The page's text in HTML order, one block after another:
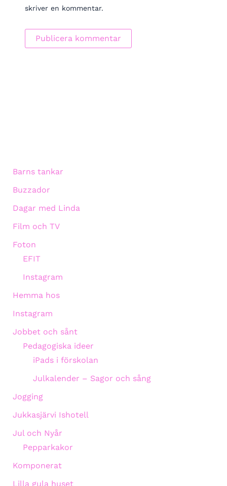
skriver en kommentar.
Barns tankar
Buzzador
Dagar med Linda
Film och TV
Foton
EFIT
Instagram
Hemma hos
Instagram
Jobbet och sånt
Pedagogiska ideer
iPads i förskolan
Julkalender – Sagor och sång
Jogging
Jukkasjärvi Ishotell
Jul och Nyår
Pepparkakor
Komponerat
Lilla gula huset